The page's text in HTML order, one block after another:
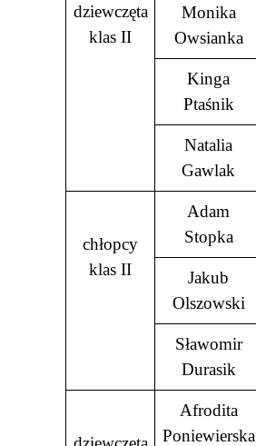
dziewczęta
klas II
Monika
Owsianka
Kinga
Ptaśnik
Natalia
Gawlak
chłopcy
klas II
Adam
Stopka
Jakub
Olszowski
Sławomir
Durasik
Afrodita
Poniewierska